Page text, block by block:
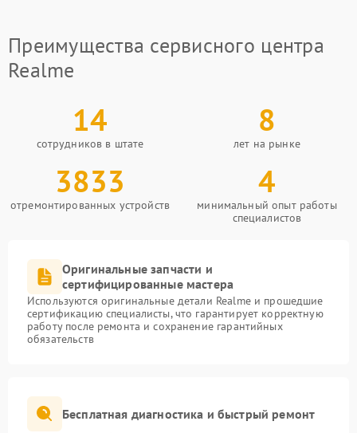
Преимущества сервисного центра
Realme
14
сотрудников в штате
8
лет на рынке
3833
отремонтированных устройств
4
минимальный опыт работы
специалистов
Оригинальные запчасти и
сертифицированные мастера
Используются оригинальные детали Realme и прошедшие
сертификацию специалисты, что гарантирует корректную
работу после ремонта и сохранение гарантийных
обязательств
Бесплатная диагностика и быстрый ремонт